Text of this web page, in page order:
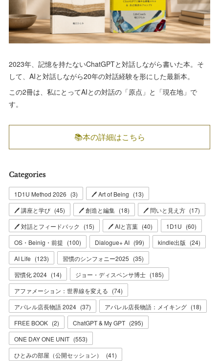
2023年、記憶を持たないChatGPTと対話しながら書いた本。そ
して、AIと対話しながら20年の対話経験を形にした最新本。
この2冊は、私にとってAIとの対話の「原点」と「現在地」で
す。
📚本の詳細はこちら
Categories
1D1U Method 2026 (3) 🖊 Art of Being (13)
🖊 講座と学び (45) 🖊 創造と編集 (18) 🖊 問いと見え方 (17)
🖊 対話とフィードバック
(15) 🖊 AIと言葉 (40) 1D1U (60)
OS・Beinig・前提 (100) Dialogue+ AI (99) kindle出版 (24)
AI Life (123) 習慣のシンフォニー2025 (35)
習慣化 2024 (14) ジョー・ディスペンサ博士 (185)
アファメーション：世界線を変える (74)
アパレル店長物語 2024 (37) アパレル店長物語：メイキング (18)
FREE BOOK (2) ChatGPT & My GPT (295)
ONE DAY ONE UNIT (553)
ひとみの部屋（公開セッション）
(41)